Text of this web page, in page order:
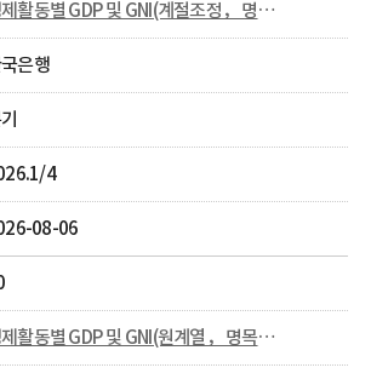
경제활동별 GDP 및 GNI(계절조정， 명목， 분기)
은행
4
08-06
경제활동별 GDP 및 GNI(원계열， 명목， 분기 및 연간)